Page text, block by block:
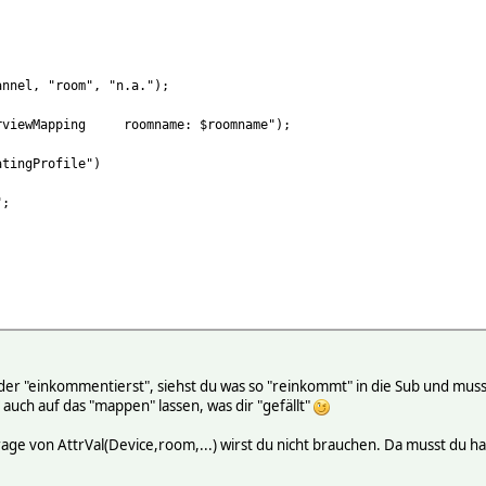
Direktverbrauchsquote
"room", "n.a.");
roomname: $roomname");
"einkommentierst", siehst du was so "reinkommt" in die Sub und
auf das "mappen" lassen, was dir "gefällt"
von AttrVal(Device,room,...) wirst du nicht brauchen. Da musst du